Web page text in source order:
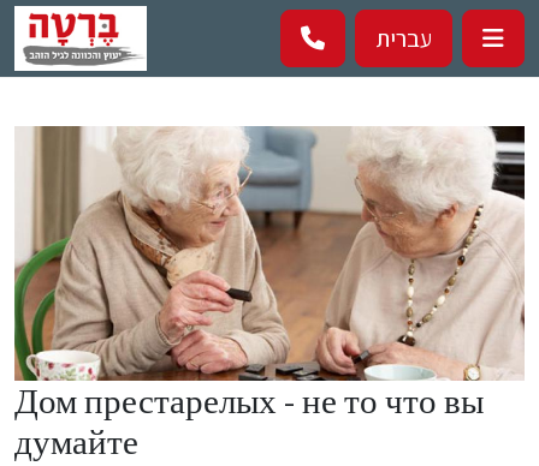
Перейти к основному содержанию
עברית
Дом престарелых - не то что вы
думайте